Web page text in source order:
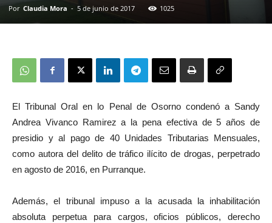
Por Claudia Mora - 5 de junio de 2017 1025
El Tribunal Oral en lo Penal de Osorno condenó a Sandy
Andrea Vivanco Ramirez a la pena efectiva de 5 años de
presidio y al pago de 40 Unidades Tributarias Mensuales,
como autora del delito de tráfico ilícito de drogas, perpetrado
en agosto de 2016, en Purranque.
Además, el tribunal impuso a la acusada la inhabilitación
absoluta perpetua para cargos, oficios públicos, derecho